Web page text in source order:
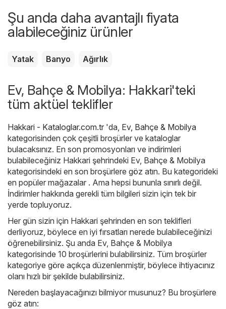
Şu anda daha avantajlı fiyata
alabileceğiniz ürünler
Yatak Banyo Ağırlık
Ev, Bahçe & Mobilya: Hakkari'teki
tüm aktüel teklifler
Hakkari - Kataloglar.com.tr 'da, Ev, Bahçe & Mobilya
kategorisinden çok çeşitli broşürler ve kataloglar
bulacaksınız. En son promosyonları ve indirimleri
bulabileceğiniz Hakkari şehrindeki Ev, Bahçe & Mobilya
kategorisindeki en son broşürlere göz atın. Bu kategorideki
en popüler mağazalar . Ama hepsi bununla sınırlı değil.
İndirimler hakkında gerekli tüm bilgileri sizin için tek bir
yerde topluyoruz.
Her gün sizin için Hakkari şehrinden en son teklifleri
derliyoruz, böylece en iyi fırsatları nerede bulabileceğinizi
öğrenebilirsiniz. Şu anda Ev, Bahçe & Mobilya
kategorisinde 10 broşürlerini bulabilirsiniz. Tüm broşürler
kategoriye göre açıkça düzenlenmiştir, böylece ihtiyacınız
olanı hızlı bir şekilde bulabilirsiniz.
Nereden başlayacağınızı bilmiyor musunuz? Bu broşürlere
göz atın: